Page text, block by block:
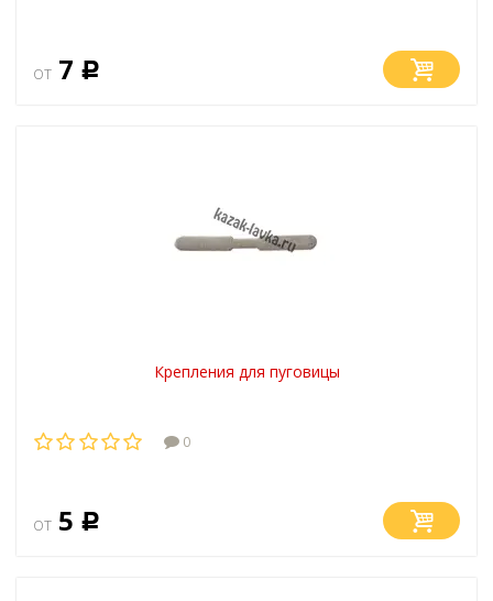
от 7 Р
Крепления для пуговицы
0
от 5 Р